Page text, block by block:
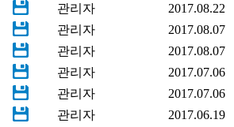
관리자 2017.08.22
관리자 2017.08.07
관리자 2017.08.07
관리자 2017.07.06
관리자 2017.07.06
관리자 2017.06.19